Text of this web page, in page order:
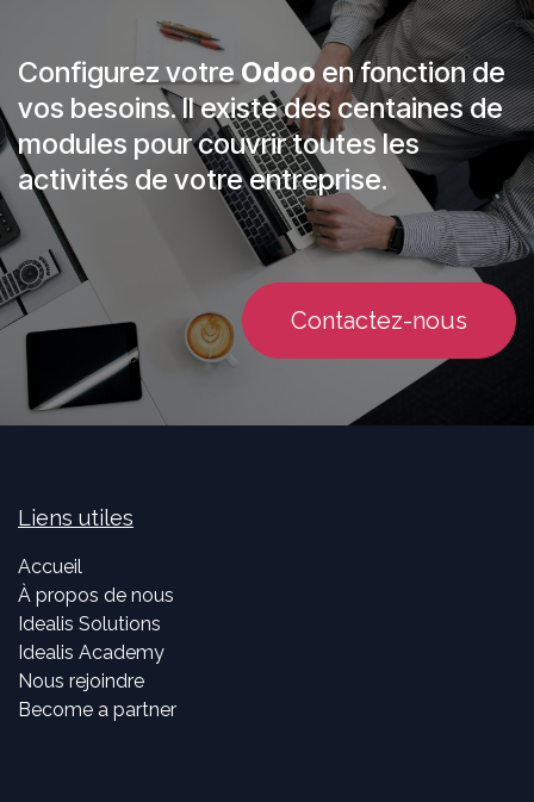
​Configurez votre Odooen fonction de
vos besoins. Il existe des centaines de
modules pour couvrir toutes les
activités de votre entreprise.
Contactez-nous
Liens utiles
Accueil
À propos de nous
Idealis Solutions
Idealis Academy
Nous rejoindre
Become a partner